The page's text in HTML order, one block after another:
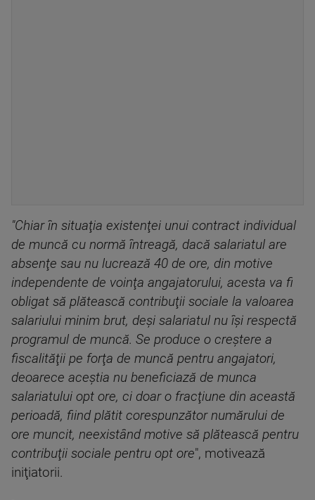
"Chiar în situaţia existenţei unui contract individual
de muncă cu normă întreagă, dacă salariatul are
absenţe sau nu lucrează 40 de ore, din motive
independente de voinţa angajatorului, acesta va fi
obligat să plătească contribuţii sociale la valoarea
salariului minim brut, deşi salariatul nu îşi respectă
programul de muncă. Se produce o creştere a
fiscalităţii pe forţa de muncă pentru angajatori,
deoarece aceştia nu beneficiază de munca
salariatului opt ore, ci doar o fracţiune din această
perioadă, fiind plătit corespunzător numărului de
ore muncit, neexistând motive să plătească pentru
contribuţii sociale pentru opt ore", motivează
iniţiatorii.